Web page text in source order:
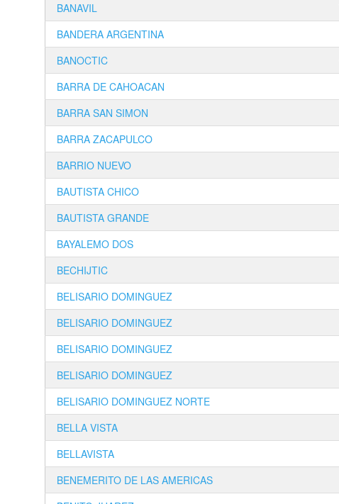
BANAVIL
BANDERA ARGENTINA
BANOCTIC
BARRA DE CAHOACAN
BARRA SAN SIMON
BARRA ZACAPULCO
BARRIO NUEVO
BAUTISTA CHICO
BAUTISTA GRANDE
BAYALEMO DOS
BECHIJTIC
BELISARIO DOMINGUEZ
BELISARIO DOMINGUEZ
BELISARIO DOMINGUEZ
BELISARIO DOMINGUEZ
BELISARIO DOMINGUEZ NORTE
BELLA VISTA
BELLAVISTA
BENEMERITO DE LAS AMERICAS